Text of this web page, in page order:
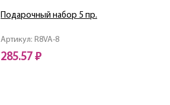
Артикул: R8VA-8
Подарочный набор 5 пр.
285.57 ₽